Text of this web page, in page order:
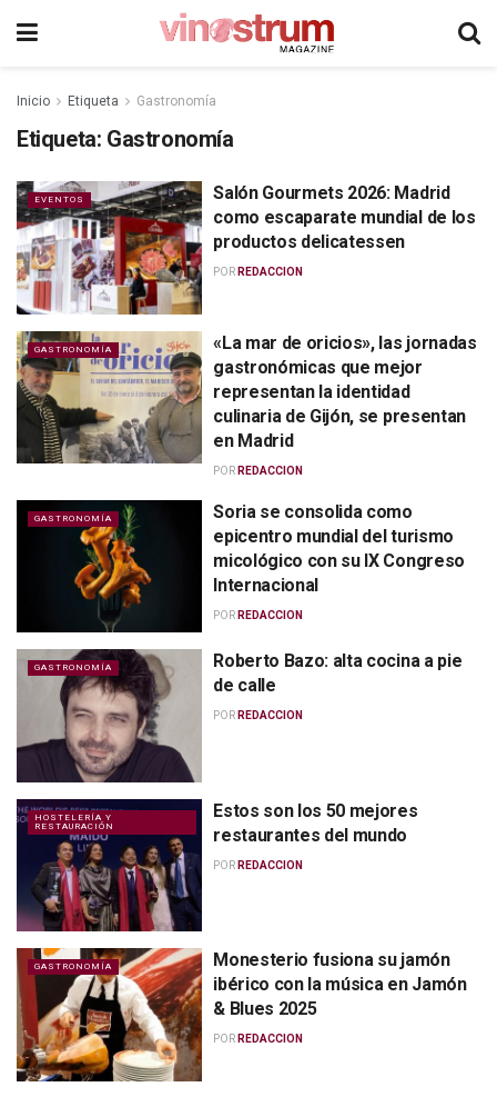
Inicio Etiqueta Gastronomía
Etiqueta: Gastronomía
EVENTOS
Salón Gourmets 2026: Madrid
como escaparate mundial de los
productos delicatessen
POR REDACCION
GASTRONOMÍA
«La mar de oricios», las jornadas
gastronómicas que mejor
representan la identidad
culinaria de Gijón, se presentan
en Madrid
POR REDACCION
GASTRONOMÍA
Soria se consolida como
epicentro mundial del turismo
micológico con su IX Congreso
Internacional
POR REDACCION
GASTRONOMÍA
Roberto Bazo: alta cocina a pie
de calle
POR REDACCION
HOSTELERÍA Y
RESTAURACIÓN
Estos son los 50 mejores
restaurantes del mundo
POR REDACCION
GASTRONOMÍA
Monesterio fusiona su jamón
ibérico con la música en Jamón
& Blues 2025
POR REDACCION